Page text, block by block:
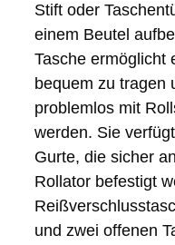
Stift oder
einem Beutel
Tasche ermöglicht
bequem zu tragen
problemlos mit
werden. Sie
Gurte, die sicher
Rollator befestigt
und zwei offenen